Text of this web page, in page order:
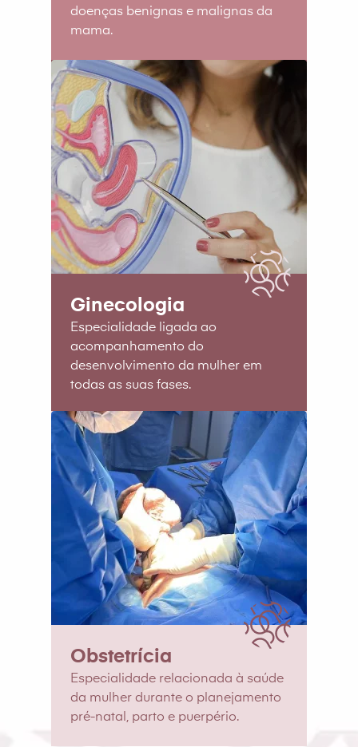
doenças benignas e malignas da
mama.
Ginecologia
Especialidade ligada ao
acompanhamento do
desenvolvimento da mulher em
todas as suas fases.
Obstetrícia
Especialidade relacionada à saúde
da mulher durante o planejamento
pré-natal, parto e puerpério.